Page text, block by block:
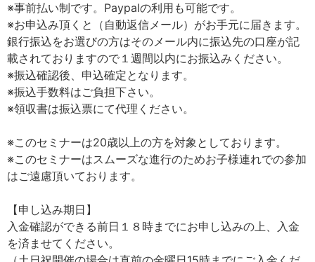
※事前払い制です。Paypalの利用も可能です。
※お申込み頂くと（自動返信メール）がお手元に届きます。
銀行振込をお選びの方はそのメール内に振込先の口座が記
載されておりますので１週間以内にお振込みください。
※振込確認後、申込確定となります。
※振込手数料はご負担下さい。
※領収書は振込票にて代理ください。
※このセミナーは20歳以上の方を対象としております。
※このセミナーはスムーズな進行のためお子様連れでの参加
はご遠慮頂いております。
【申し込み期日】
入金確認ができる前日１８時までにお申し込みの上、入金
を済ませてください。